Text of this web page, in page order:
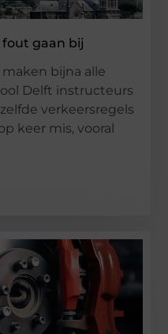
fout gaan bij
bijna alle
Delft instructeurs
verkeersregels
keer mis, vooral